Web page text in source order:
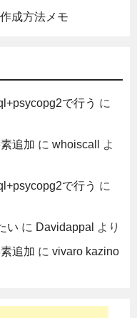
成方法メモ
で行う に
追加 に whoiscall
よ
で行う に
い に Davidappal
より
追加 に vivaro kazino